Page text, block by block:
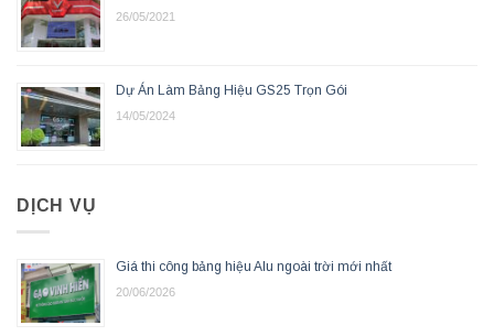
26/05/2021
Dự Án Làm Bảng Hiệu GS25 Trọn Gói
14/05/2024
DỊCH VỤ
Giá thi công bảng hiệu Alu ngoài trời mới nhất
20/06/2026